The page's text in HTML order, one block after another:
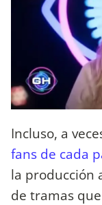
Incluso, a
fans de cada
la producción
de tramas